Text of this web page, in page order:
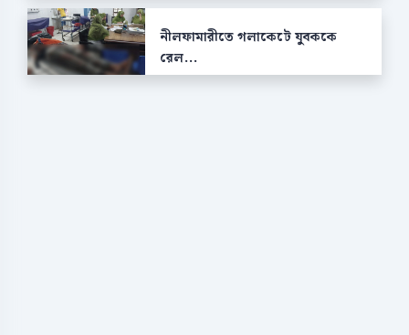
নীলফামারীতে গলাকেটে যুবককে
রেল...